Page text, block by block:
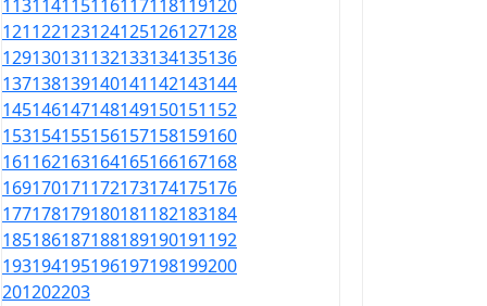
113114115116117118119120
121122123124125126127128
129130131132133134135136
137138139140141142143144
145146147148149150151152
153154155156157158159160
161162163164165166167168
169170171172173174175176
177178179180181182183184
185186187188189190191192
193194195196197198199200
201202203